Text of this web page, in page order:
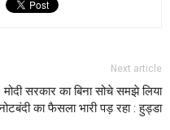
Next article
मोदी सरकार का बिना सोचे समझे लिया
का फैसला भारी पड़ रहा : हुड्डा